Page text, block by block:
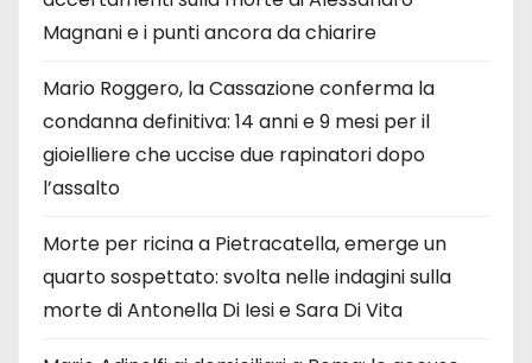
Magnani e i punti ancora da chiarire
Mario Roggero, la Cassazione conferma la
condanna definitiva: 14 anni e 9 mesi per il
gioielliere che uccise due rapinatori dopo
l’assalto
Morte per ricina a Pietracatella, emerge un
quarto sospettato: svolta nelle indagini sulla
morte di Antonella Di Iesi e Sara Di Vita